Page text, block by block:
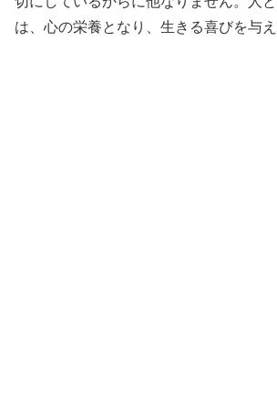
は、心の栄養となり、生きる喜びを与え